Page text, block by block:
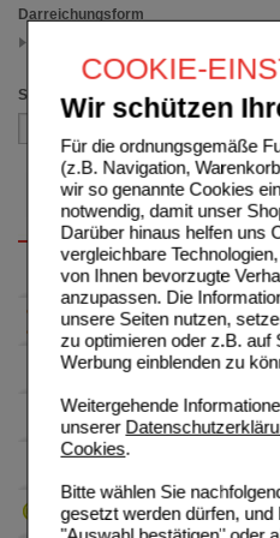
COOKIE-
Wir schützen
Für die ordnungsgemäße
(z.B. Navigation,
wir so genannte Cookies
notwendig, damit unser
Darüber hinaus helfen uns
vergleichbare
von Ihnen bevorzugte
anzupassen. Die
unsere Seiten nutzen,
zu optimieren oder z.B. auf
Werbung einblenden zu
Weitergehende
unserer
Cookies.
Bitte wählen Sie
gesetzt werden dürfen,
Darreichungsform
Sortieren nach